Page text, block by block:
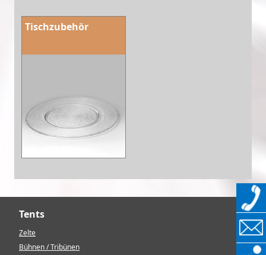
Tischzubehör
Tents
Zelte
Bühnen / Tribünen